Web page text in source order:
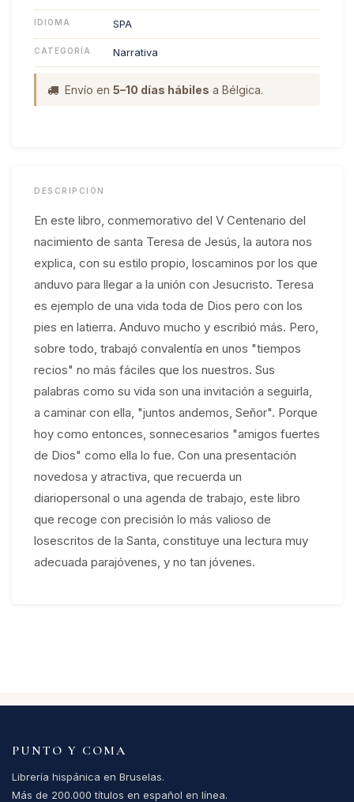
IDIOMA SPA
CATEGORÍA Narrativa
Envío en 5–10 días hábiles a Bélgica.
DESCRIPCIÓN
En este libro, conmemorativo del V Centenario del
nacimiento de santa Teresa de Jesús, la autora nos
explica, con su estilo propio, loscaminos por los que
anduvo para llegar a la unión con Jesucristo. Teresa
es ejemplo de una vida toda de Dios pero con los
pies en latierra. Anduvo mucho y escribió más. Pero,
sobre todo, trabajó convalentía en unos "tiempos
recios" no más fáciles que los nuestros. Sus
palabras como su vida son una invitación a seguirla,
a caminar con ella, "juntos andemos, Señor". Porque
hoy como entonces, sonnecesarios "amigos fuertes
de Dios" como ella lo fue. Con una presentación
novedosa y atractiva, que recuerda un
diariopersonal o una agenda de trabajo, este libro
que recoge con precisión lo más valioso de
losescritos de la Santa, constituye una lectura muy
adecuada parajóvenes, y no tan jóvenes.
PUNTO Y COMA
Librería hispánica en Bruselas.
Más de 200.000 títulos en español en línea.